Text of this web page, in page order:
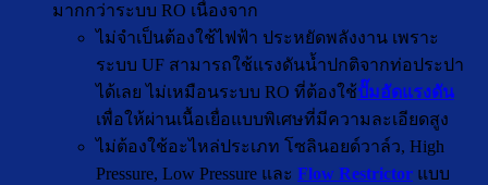
มากกว่าระบบ RO เนื่องจาก
ไม่จำเป็นต้องใช้ไฟฟ้า ประหยัดพลังงาน เพราะ
ระบบ UF สามารถใช้แรงดันน้ำปกติจากท่อประปา
ได้เลย ไม่เหมือนระบบ RO ที่ต้องใช้ปั๊มอัดแรงดัน
เพื่อให้ผ่านเนื้อเยื่อแบบพิเศษที่มีความละเอียดสูง
ไม่ต้องใช้อะไหล่ประเภท โซลินอยด์วาล์ว, High
Pressure, Low Pressure และ Flow Restrictor แบบ